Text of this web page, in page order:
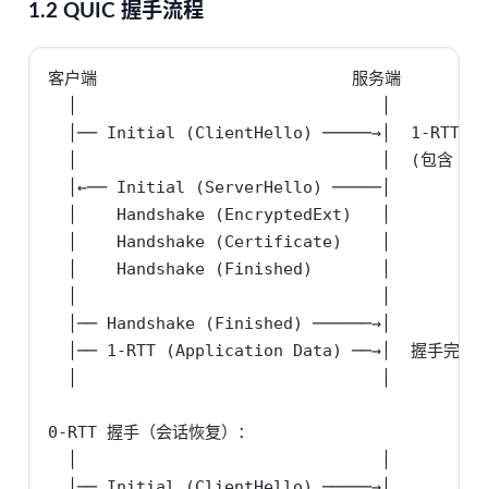
1.2 QUIC 握手流程
客户端                          服务端
│── Initial (ClientHello) ─────→│  1-RTT 握
│                               │  (包含
  │←── Initial (ServerHello) ─────│
  │    Handshake (EncryptedExt)   │
  │    Handshake (Certificate)    │
  │    Handshake (Finished)       │
  │── Handshake (Finished) ──────→│
│── 1-RTT (Application Data) ──→│  握手完成
0-RTT 握手（会话恢复）：